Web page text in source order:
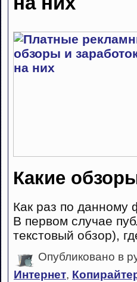
Какие
Как раз по данному
В первом случае
текстовый обзор),
Опубликовано в
Интернет,